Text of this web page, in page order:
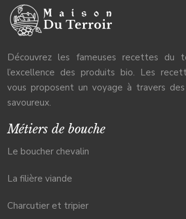
Découvrez les fameuses recettes du
l’excellence des produits bio. Les
vous proposent un voyage à travers
savoureux.
Métiers de bouche
Le boucher chevalin
La filière viande
Charcutier et tripier